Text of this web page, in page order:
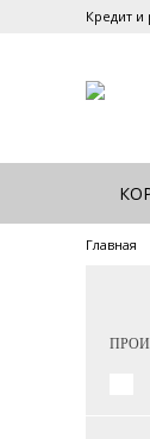
Кредит и
Главная